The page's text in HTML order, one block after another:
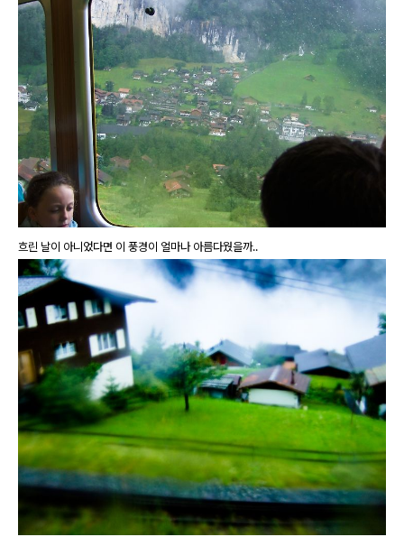
흐린 날이 아니었다면 이 풍경이 얼마나 아름다웠을까..